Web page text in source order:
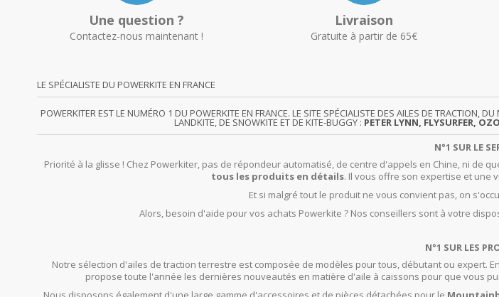
Une question ?
Contactez-nous maintenant !
Livraison
Gratuite à partir de 65€
LE SPÉCIALISTE DU POWERKITE EN FRANCE
POWERKITER EST LE NUMÉRO 1 DU POWERKITE EN FRANCE. LE SITE SPÉCIALISTE DES AILES DE TRACTION,
LANDKITE, DE SNOWKITE ET DE KITE-BUGGY : PETER LYNN, FLYSURFER,
N°1 SUR LE
Priorité à la glisse ! Chez Powerkiter, pas de répondeur automatisé, de centre d'appels en Chine, ni de
tous les produits en détails. Il vous offre son expertise et une
Et si malgré tout le produit ne vous convient pas, on
Alors, besoin d'aide pour vos achats Powerkite ? Nos conseillers sont à votre
N°1 SUR LES
Notre sélection d'ailes de traction terrestre est composée de modèles pour tous, débutant ou expert.
propose toute l'année les dernières nouveautés en matière d'aile à caissons pour que vous